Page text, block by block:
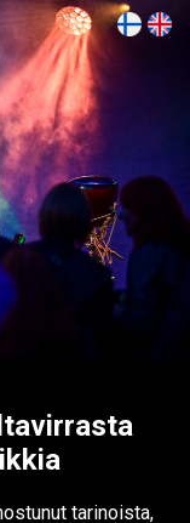
tarinoista,